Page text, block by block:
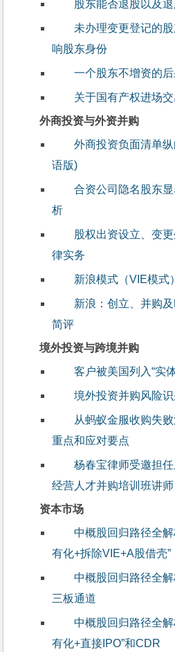
股东能否退股以及
未办理变更登记的
响股东身份
一个股东不增资的
关于国有产权进场
外商投资与外资并购
外商投资负面清单
语版)
合资公司隐名股东
析
股权出资设立、变
律实务
新浪模式（VIE模式
新浪：创立、并购
简评
境外投资与跨境并购
客户被美国列入“实
境外投资并购风险
从蚂蚁金服收购失
重点和应对要点
杨春宝律师受邀担
经营人才并购培训班讲师
资本市场
中概股回归路径全
有化+拆除VIE+A股借壳”
中概股回归路径全
三板通道
中概股回归路径全
有化+直接IPO”和CDR